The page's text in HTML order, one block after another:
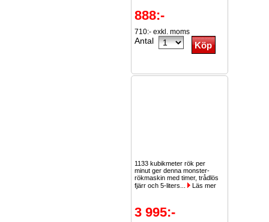
888:-
710:- exkl. moms
Antal
1133 kubikmeter rök per
minut ger denna monster-
rökmaskin med timer, trådlös
fjärr och 5-liters...
Läs mer
3 995:-